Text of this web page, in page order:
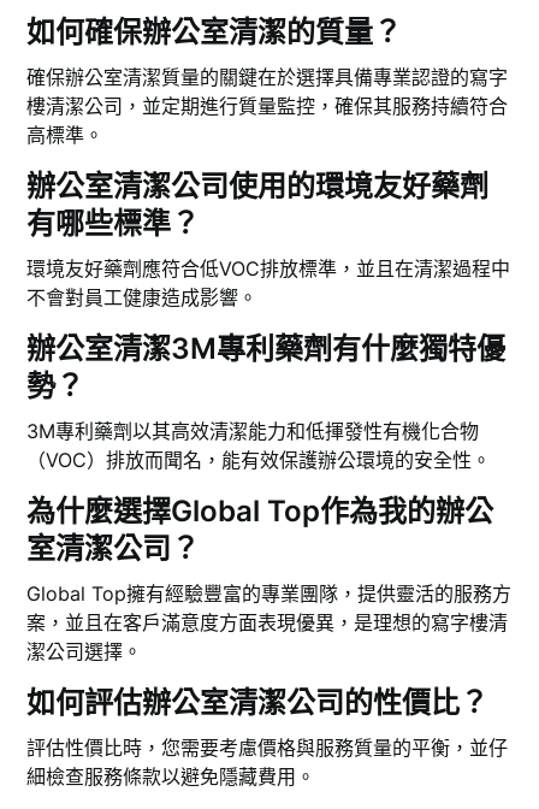
如何確保辦公室清潔的質量？
確保辦公室清潔質量的關鍵在於選擇具備專業認證的寫字
樓清潔公司，並定期進行質量監控，確保其服務持續符合
高標準。
辦公室清潔公司使用的環境友好藥劑
有哪些標準？
環境友好藥劑應符合低VOC排放標準，並且在清潔過程中
不會對員工健康造成影響。
辦公室清潔3M專利藥劑有什麼獨特優
勢？
3M專利藥劑以其高效清潔能力和低揮發性有機化合物
（VOC）排放而聞名，能有效保護辦公環境的安全性。
為什麼選擇Global Top作為我的辦公
室清潔公司？
Global Top擁有經驗豐富的專業團隊，提供靈活的服務方
案，並且在客戶滿意度方面表現優異，是理想的寫字樓清
潔公司選擇。
如何評估辦公室清潔公司的性價比？
評估性價比時，您需要考慮價格與服務質量的平衡，並仔
細檢查服務條款以避免隱藏費用。